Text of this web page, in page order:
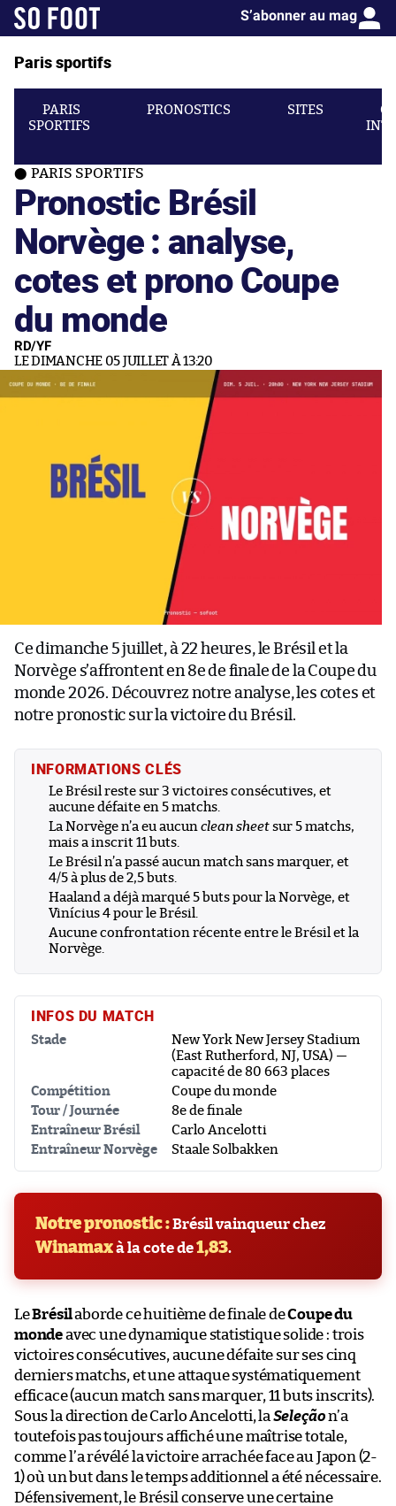
S’abonner au mag
Paris sportifs
PARIS
SPORTIFS
PRONOSTICS SITES
PARIS SPORTIFS
Pronostic Brésil
Norvège : analyse,
cotes et prono Coupe
du monde
RD/YF
LE DIMANCHE 05 JUILLET À 13:20
Ce dimanche 5 juillet, à 22 heures, le Brésil et la
Norvège s’affrontent en 8e de finale de la Coupe du
monde 2026. Découvrez notre analyse, les cotes et
notre pronostic sur la victoire du Brésil.
INFORMATIONS CLÉS
Le Brésil reste sur 3 victoires consécutives, et
aucune défaite en 5 matchs.
La Norvège n’a eu aucun clean sheet sur 5 matchs,
mais a inscrit 11 buts.
Le Brésil n’a passé aucun match sans marquer, et
4/5 à plus de 2,5 buts.
Haaland a déjà marqué 5 buts pour la Norvège, et
Vinícius 4 pour le Brésil.
Aucune confrontation récente entre le Brésil et la
Norvège.
INFOS DU MATCH
Stade
New York New Jersey Stadium
(East Rutherford, NJ, USA) —
capacité de 80 663 places
Compétition
Coupe du monde
Tour / Journée
8e de finale
Entraîneur Brésil
Carlo Ancelotti
Entraîneur Norvège
Staale Solbakken
Notre pronostic :Brésil vainqueur chez
Winamaxà la cote de1,83.
LeBrésilaborde ce huitième de finale deCoupe du
mondeavec une dynamique statistique solide : trois
victoires consécutives, aucune défaite sur ses cinq
derniers matchs, et une attaque systématiquement
efficace (aucun match sans marquer, 11 buts inscrits).
Sous la direction de Carlo Ancelotti, la Seleçãon’a
toutefois pas toujours affiché une maîtrise totale,
comme l’a révélé la victoire arrachée face au Japon (2-
1) où un but dans le temps additionnel a été nécessaire.
Défensivement, le Brésil conserve une certaine